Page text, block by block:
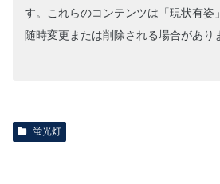
す。これらのコンテンツは「現状有姿
随時変更または削除される場合があり
蛍光灯